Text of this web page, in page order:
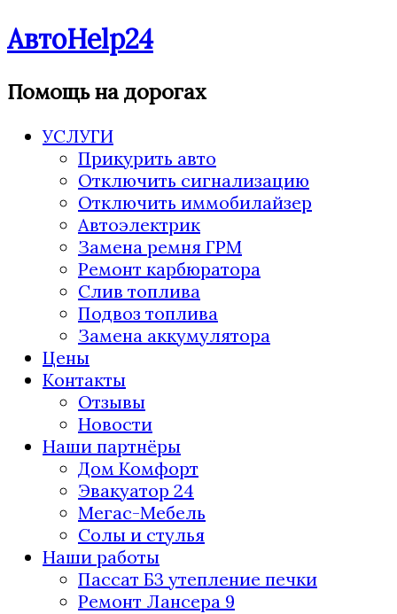
АвтоHelp24
Помощь на дорогах
УСЛУГИ
Прикурить авто
Отключить сигнализацию
Отключить иммобилайзер
Автоэлектрик
Замена ремня ГРМ
Ремонт карбюратора
Слив топлива
Подвоз топлива
Замена аккумулятора
Цены
Контакты
Отзывы
Новости
Наши партнёры
Дом Комфорт
Эвакуатор 24
Мегас-Мебель
Солы и стулья
Наши работы
Пассат Б3 утепление печки
Ремонт Лансера 9